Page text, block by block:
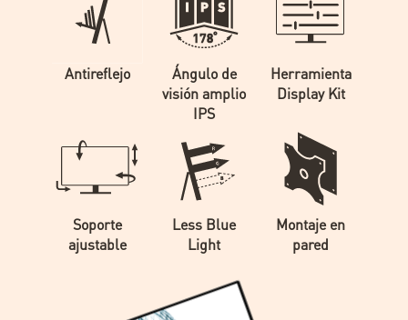
Antireflejo
Ángulo de
visión amplio
IPS
Herramienta
Display Kit
Soporte
ajustable
Less Blue
Light
Montaje en
pared